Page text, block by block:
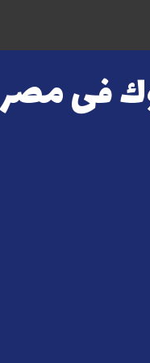
فى مصر